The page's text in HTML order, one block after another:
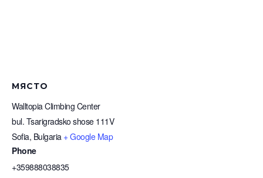
МЯСТО
Walltopia Climbing Center
bul. Tsarigradsko shose 111V
Sofia, Bulgaria + Google Map
Phone
+359888038835